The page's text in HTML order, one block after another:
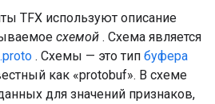
TFX используют описание
схемой . Схема является
. Схемы — это тип буфера
как «protobuf». В схеме
для значений признаков,